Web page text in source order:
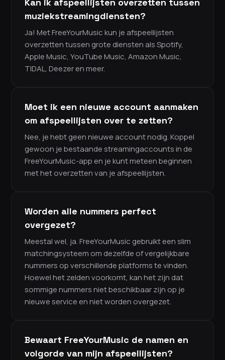
Kan ik afspeellijsten overzetten tussen
muziekstreamingdiensten?
Ja! Met FreeYourMusic kun je afspeellijsten
overzetten tussen grote diensten als Spotify,
Apple Music, YouTube Music, Amazon Music,
TIDAL, Deezer en meer.
Moet ik een nieuwe account aanmaken
om afspeellijsten over te zetten?
Nee, je hebt geen nieuwe account nodig. Koppel
gewoon je bestaande streamingaccounts in de
FreeYourMusic-app en je kunt meteen beginnen
met het overzetten van je afspeellijsten.
Worden alle nummers perfect
overgezet?
Meestal wel, ja. FreeYourMusic gebruikt een slim
matchingsysteem om dezelfde of vergelijkbare
nummers op verschillende platforms te vinden.
Hoewel het zelden voorkomt, kan het zijn dat
sommige nummers niet beschikbaar zijn op je
nieuwe service en niet worden overgezet.
Bewaart FreeYourMusic de namen en
volgorde van mijn afspeellijsten?